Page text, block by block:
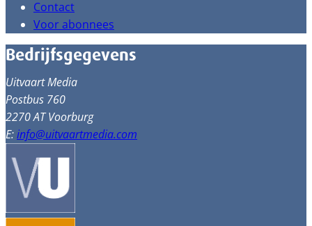
Contact
Voor abonnees
Bedrijfsgegevens
Uitvaart Media
Postbus 760
2270 AT Voorburg
E:info@uitvaartmedia.com